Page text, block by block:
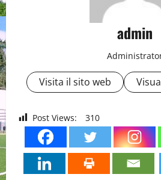
admin
Visita il sito web
Post Views: 310